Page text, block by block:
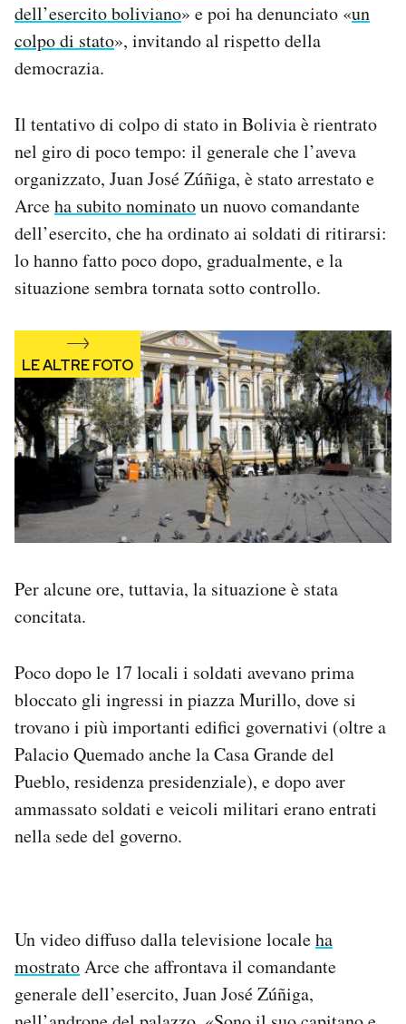
Hai bisogno di aiuto?
Esci
dell’esercito boliviano» e poi ha denunciato «un
colpo di stato», invitando al rispetto della
democrazia.
Il tentativo di colpo di stato in Bolivia è rientrato
nel giro di poco tempo: il generale che l’aveva
organizzato, Juan José Zúñiga, è stato arrestato e
Arceha subito nominatoun nuovo comandante
dell’esercito, che ha ordinato ai soldati di ritirarsi:
lo hanno fatto poco dopo, gradualmente, e la
situazione sembra tornata sotto controllo.
Per alcune ore, tuttavia, la situazione è stata
concitata.
Poco dopo le 17 locali i soldati avevano prima
bloccato gli ingressi in piazza Murillo, dove si
trovano i più importanti edifici governativi (oltre a
Palacio Quemado anche la Casa Grande del
Pueblo, residenza presidenziale), e dopo aver
ammassato soldati e veicoli militari erano entrati
nella sede del governo.
Un video diffuso dalla televisione localeha
mostratoArce che affrontava il comandante
generale dell’esercito, Juan José Zúñiga,